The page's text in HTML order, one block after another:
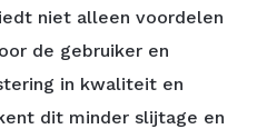
niet alleen voordelen
de gebruiker en
in kwaliteit en
dit minder slijtage en